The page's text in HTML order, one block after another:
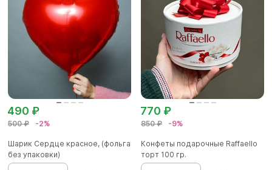
500 ₽ -2%
490 ₽
Шарик Сердце красное, (фольга
без упаковки)
850 ₽ -9%
770 ₽
Конфеты подарочные Raffaello
торт 100 гр.